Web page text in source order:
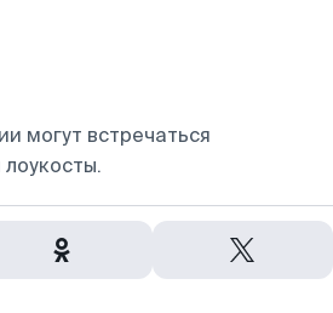
могут встречаться